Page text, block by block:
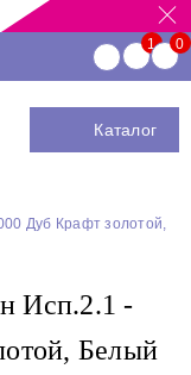
Каталог
Дуб Крафт золотой,
Исп.2.1 -
Белый